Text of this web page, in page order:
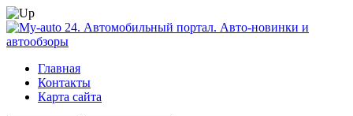
Главная
Контакты
Карта сайта